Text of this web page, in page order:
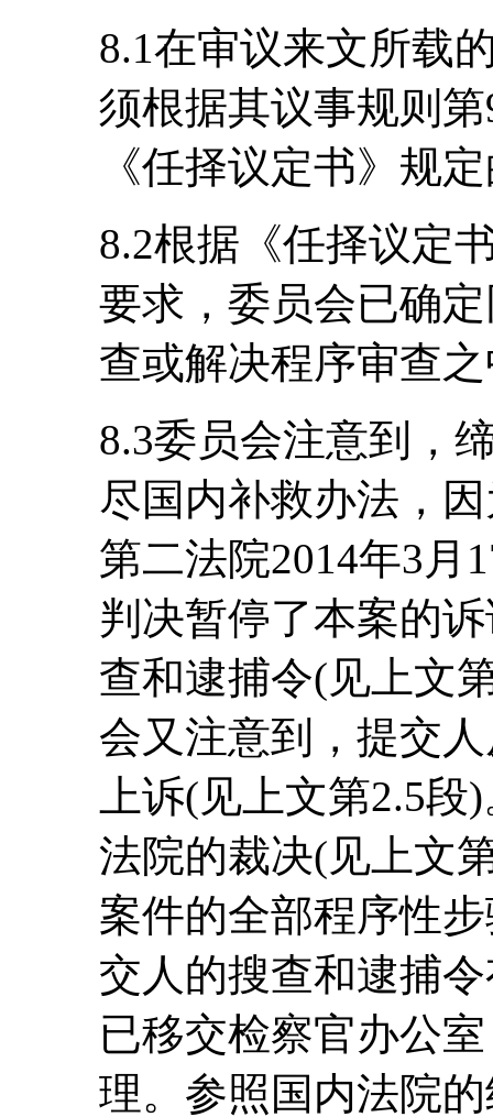
8.1在审议来文所载
须根据其议事规则
《任择议定书》规
8.2根据《任择议定
要求，委员会已确
查或解决程序审查
8.3委员会注意到，
尽国内补救办法，
第二法院2014年3月
判决暂停了本案的
查和逮捕令(见上文
会又注意到，提交
上诉(见上文第2.5
法院的裁决(见上文
案件的全部程序性
交人的搜查和逮捕
已移交检察官办公
理。参照国内法院